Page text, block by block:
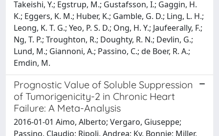
Takeishi, Y.; Egstrup, M.; Gustafsson, I.; Gaggin, H.
K.; Eggers, K. M.; Huber, K.; Gamble, G. D.; Ling, L. H.;
Leong, K. T. G.; Yeo, P. S. D.; Ong, H. Y.; Jaufeerally, F.;
Ng, T. P.; Troughton, R.; Doughty, R. N.; Devlin, G.;
Lund, M.; Giannoni, A.; Passino, C.; de Boer, R. A.;
Emdin, M.
Prognostic Value of Soluble Suppression
of Tumorigenicity-2 in Chronic Heart
Failure: A Meta-Analysis
2016-01-01 Aimo, Alberto; Vergaro, Giuseppe;
Passino, Claudio; Ripoli, Andrea; Ky, Bonnie; Miller,